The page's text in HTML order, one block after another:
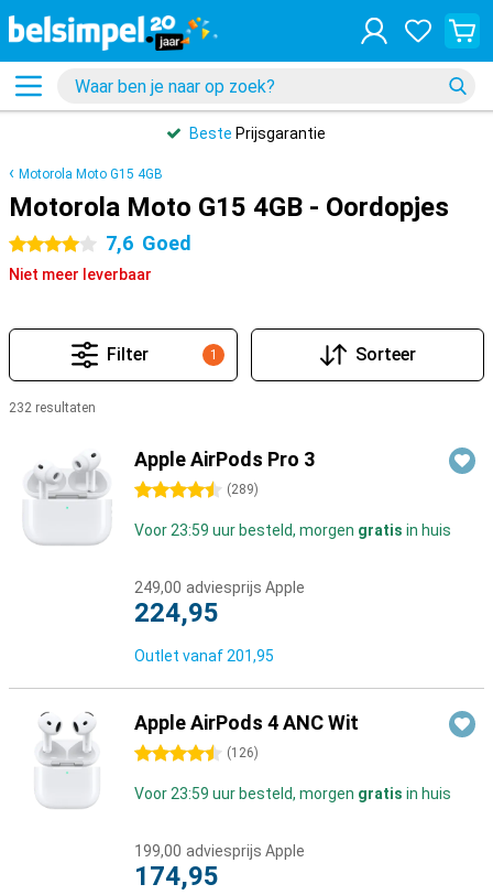
Beste Prijsgarantie
Motorola Moto G15 4GB
Motorola Moto G15 4GB - Oordopjes
4 sterren 7,6 Goed
Niet meer leverbaar
1
Filter Sorteer
232 resultaten
Apple AirPods Pro 3
4.5 sterren (289)
Voor 23:59 uur besteld, morgen gratis in huis
249,00 adviesprijs Apple
224,95
Outlet vanaf 201,95
Apple AirPods 4 ANC Wit
4.5 sterren (126)
Voor 23:59 uur besteld, morgen gratis in huis
199,00 adviesprijs Apple
174,95